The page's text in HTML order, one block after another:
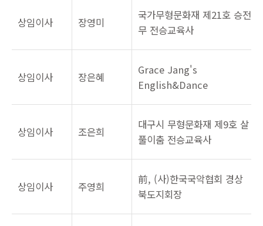
상임이사 장영미
국가무형문화재 제21호 승전
무 전승교육사
상임이사 장은혜
Grace Jang's
English&Dance
상임이사 조은희
대구시 무형문화재 제9호 살
풀이춤 전승교육사
상임이사 주영희
前, (사)한국국악협회 경상
북도지회장